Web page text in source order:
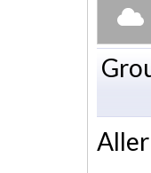
Aller